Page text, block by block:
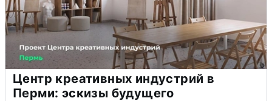
Центр креативных индустрий в
Перми: эскизы будущего